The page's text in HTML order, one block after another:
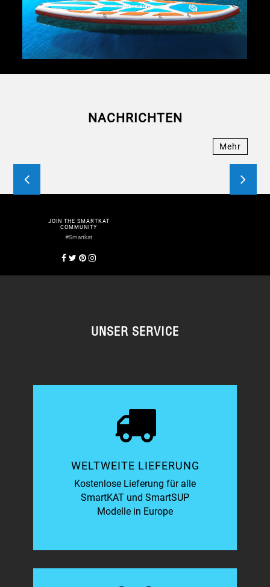
NACHRICHTEN
Mehr
JOIN THE SMARTKAT
COMMUNITY
#Smartkat
UNSER SERVICE
WELTWEITE LIEFERUNG
Kostenlose Lieferung für alle
SmartKAT und SmartSUP
Modelle in Europe